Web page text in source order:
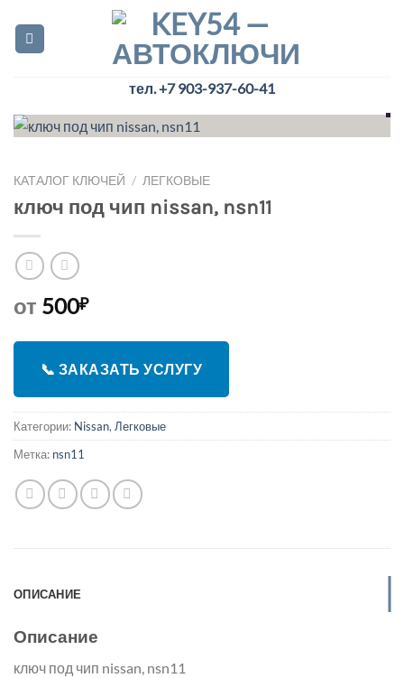
content
тел. +7 903-937-60-41
КАТАЛОГ КЛЮЧЕЙ / ЛЕГКОВЫЕ
ключ под чип nissan, nsn11
от 500₽
📞 ЗАКАЗАТЬ УСЛУГУ
Категории: Nissan, Легковые
Метка: nsn11
ОПИСАНИЕ
Описание
ключ под чип nissan, nsn11